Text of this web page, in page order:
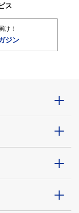
ス
け！
ジン